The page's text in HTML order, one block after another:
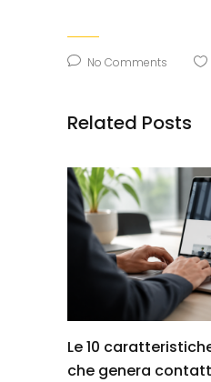
No Comments
Related Posts
Le 10
che genera